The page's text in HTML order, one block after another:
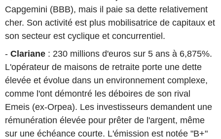
Capgemini (BBB), mais il paie sa dette relativement
cher. Son activité est plus mobilisatrice de capitaux et
son secteur est cyclique et concurrentiel.
- Clariane : 230 millions d'euros sur 5 ans à 6,875%.
L'opérateur de maisons de retraite porte une dette
élevée et évolue dans un environnement complexe,
comme l'ont démontré les déboires de son rival
Emeis (ex-Orpea). Les investisseurs demandent une
rémunération élevée pour prêter de l'argent, même
sur une échéance courte. L'émission est notée "B+"